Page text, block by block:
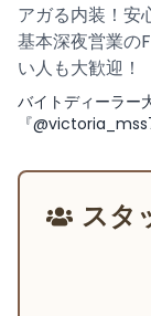
アガる内装！安
基本深夜営業の
い人も大歓迎！
バイトディーラー
『
スタ